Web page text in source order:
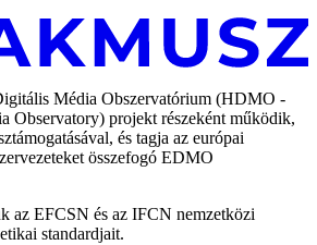
Média Obszervatórium (HDMO -
Observatory) projekt részeként működik,
és tagja az európai
összefogó EDMO
az EFCSN és az IFCN nemzetközi
standardjait.